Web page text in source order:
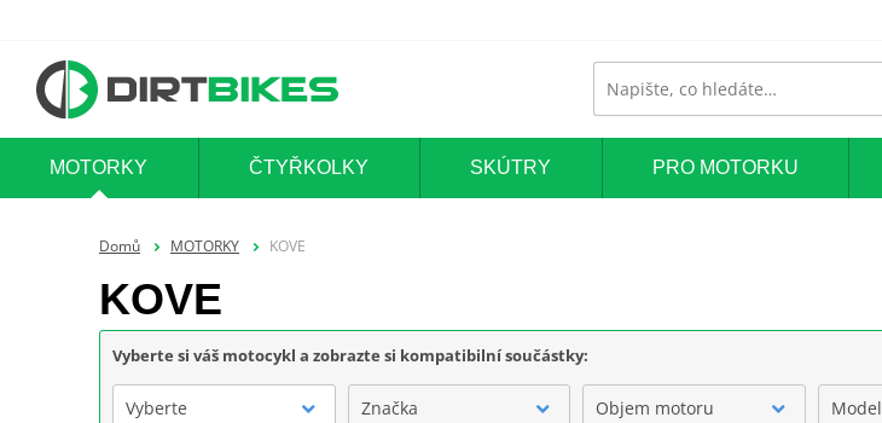
MOTORKY ČTYŘKOLKY SKÚTRY PRO MOTORKU
Domů MOTORKY KOVE
KOVE
Vyberte si váš motocykl a zobrazte si kompatibilní součástky:
Vyberte Značka Objem motoru Model